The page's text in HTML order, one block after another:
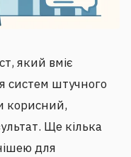
який вміє
систем штучного
корисний,
Ще кілька
для